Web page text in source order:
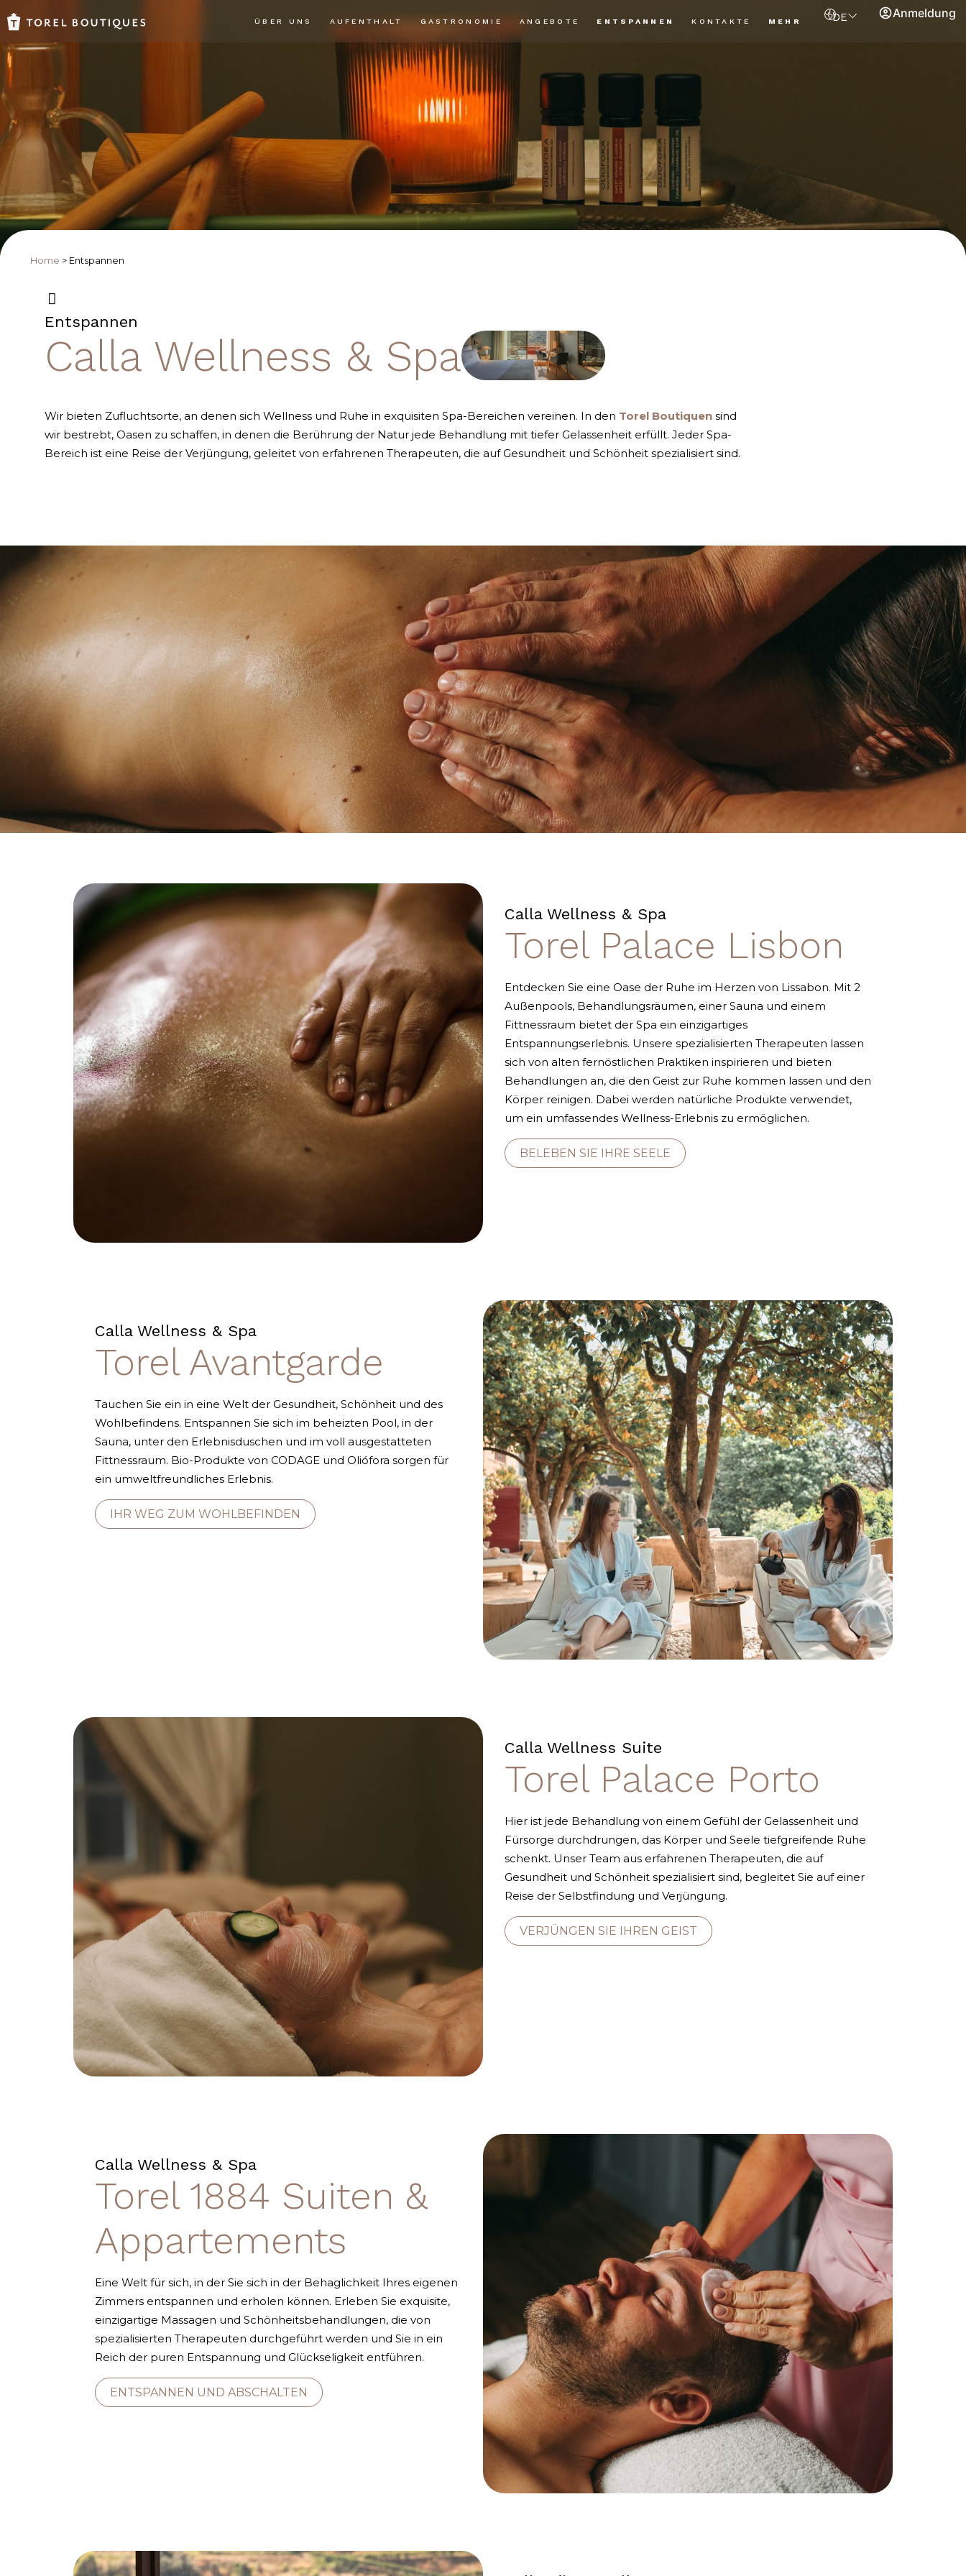
ÜBER UNS AUFENTHALT GASTRONOMIE ANGEBOTE ENTSPANNEN KONTAKTE MEHR DE Anmeldung
Home > Entspannen
Entspannen
Calla Wellness & Spa
Wir bieten Zufluchtsorte, an denen sich Wellness und Ruhe in exquisiten Spa-Bereichen vereinen. In den Torel Boutiquen sind
wir bestrebt, Oasen zu schaffen, in denen die Berührung der Natur jede Behandlung mit tiefer Gelassenheit erfüllt. Jeder Spa-
Bereich ist eine Reise der Verjüngung, geleitet von erfahrenen Therapeuten, die auf Gesundheit und Schönheit spezialisiert sind.
Calla Wellness & Spa
Torel Palace Lisbon
Entdecken Sie eine Oase der Ruhe im Herzen von Lissabon. Mit 2
Außenpools, Behandlungsräumen, einer Sauna und einem
Fittnessraum bietet der Spa ein einzigartiges
Entspannungserlebnis. Unsere spezialisierten Therapeuten lassen
sich von alten fernöstlichen Praktiken inspirieren und bieten
Behandlungen an, die den Geist zur Ruhe kommen lassen und den
Körper reinigen. Dabei werden natürliche Produkte verwendet,
um ein umfassendes Wellness-Erlebnis zu ermöglichen.
BELEBEN SIE IHRE SEELE
Calla Wellness & Spa
Torel Avantgarde
Tauchen Sie ein in eine Welt der Gesundheit, Schönheit und des
Wohlbefindens. Entspannen Sie sich im beheizten Pool, in der
Sauna, unter den Erlebnisduschen und im voll ausgestatteten
Fittnessraum. Bio-Produkte von CODAGE und Oliófora sorgen für
ein umweltfreundliches Erlebnis.
IHR WEG ZUM WOHLBEFINDEN
Calla Wellness Suite
Torel Palace Porto
Hier ist jede Behandlung von einem Gefühl der Gelassenheit und
Fürsorge durchdrungen, das Körper und Seele tiefgreifende Ruhe
schenkt. Unser Team aus erfahrenen Therapeuten, die auf
Gesundheit und Schönheit spezialisiert sind, begleitet Sie auf einer
Reise der Selbstfindung und Verjüngung.
VERJÜNGEN SIE IHREN GEIST
Calla Wellness & Spa
Torel 1884 Suiten &
Appartements
Eine Welt für sich, in der Sie sich in der Behaglichkeit Ihres eigenen
Zimmers entspannen und erholen können. Erleben Sie exquisite,
einzigartige Massagen und Schönheitsbehandlungen, die von
spezialisierten Therapeuten durchgeführt werden und Sie in ein
Reich der puren Entspannung und Glückseligkeit entführen.
ENTSPANNEN UND ABSCHALTEN